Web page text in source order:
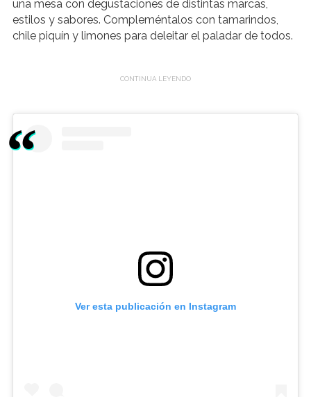
una mesa con degustaciones de distintas marcas,
estilos y sabores. Compleméntalos con tamarindos,
chile piquín y limones para deleitar el paladar de todos.
Ver esta publicación en Instagram